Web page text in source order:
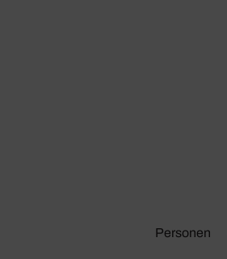
Personen